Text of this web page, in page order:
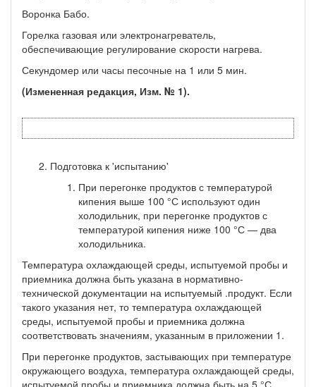
Воронка Бабо.
Горелка газовая или электронагреватель,
обеспечивающие ре­гулирование скорости нагрева.
Секундомер или часы песочные на 1 или 5 мин.
(Измененная редакция, Изм. № 1).
Подготовка к 'испытанию'
При перегонке продуктов с температурой
кипения выше 100 °С используют один
холодильник, при перегонке продуктов с
температурой кипения ниже 100 °С — два
холодильника.
Температура охлаждающей среды, испытуемой пробы и
прием­ника должна быть указана в нормативно-
технической документа­ции на испытуемый .продукт. Если
такого указания нет, то тем­пература охлаждающей
среды, испытуемой пробы и приемника должна
соответствовать значениям, указанным в приложении 1.
При перегонке продуктов, застывающих при температуре
ок­ружающего воздуха, температура охлаждающей среды,
испытуе­мой пробы и приемника должна быть на 5 °С